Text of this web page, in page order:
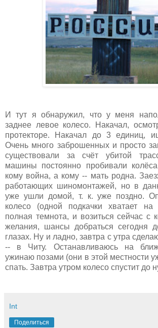
И тут я обнаружил, что у меня
заднее левое колесо. Накачал,
протекторе. Накачал до 3 единиц,
Очень много заброшенных и просто
существовали за счёт убитой
машины постоянно пробивали
кому война, а кому -- мать родна.
работающих шиномонтажей, но в
уже ушли домой, т. к. уже поздно.
колесо (одной подкачки хватает
полная темнота, и возиться сейчас с
желания, шансы добраться сегодня
глазах. Ну и ладно, завтра с утра
-- в Читу. Останавливаюсь на
ужинаю позами (они в этой местности
спать. Завтра утром колесо спустит до
Int
Поделиться